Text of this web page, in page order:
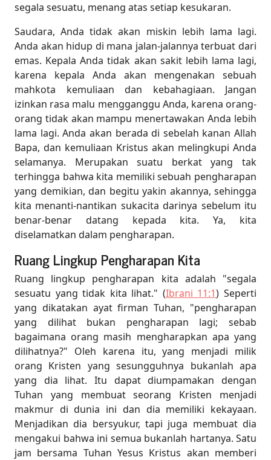
segala sesuatu, menang atas setiap kesukaran.
Saudara, Anda tidak akan miskin lebih lama lagi.
Anda akan hidup di mana jalan-jalannya terbuat dari
emas. Kepala Anda tidak akan sakit lebih lama lagi,
karena kepala Anda akan mengenakan sebuah
mahkota kemuliaan dan kebahagiaan. Jangan
izinkan rasa malu mengganggu Anda, karena orang-
orang tidak akan mampu menertawakan Anda lebih
lama lagi. Anda akan berada di sebelah kanan Allah
Bapa, dan kemuliaan Kristus akan melingkupi Anda
selamanya. Merupakan suatu berkat yang tak
terhingga bahwa kita memiliki sebuah pengharapan
yang demikian, dan begitu yakin akannya, sehingga
kita menanti-nantikan sukacita darinya sebelum itu
benar-benar datang kepada kita. Ya, kita
diselamatkan dalam pengharapan.
Ruang Lingkup Pengharapan Kita
Ruang lingkup pengharapan kita adalah "segala
sesuatu yang tidak kita lihat." (Ibrani 11:1) Seperti
yang dikatakan ayat firman Tuhan, "pengharapan
yang dilihat bukan pengharapan lagi; sebab
bagaimana orang masih mengharapkan apa yang
dilihatnya?" Oleh karena itu, yang menjadi milik
orang Kristen yang sesungguhnya bukanlah apa
yang dia lihat. Itu dapat diumpamakan dengan
Tuhan yang membuat seorang Kristen menjadi
makmur di dunia ini dan dia memiliki kekayaan.
Menjadikan dia bersyukur, tapi juga membuat dia
mengakui bahwa ini semua bukanlah hartanya. Satu
jam bersama Tuhan Yesus Kristus akan memberi